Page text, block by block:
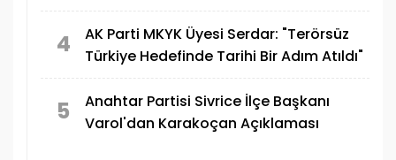
4
AK Parti MKYK Üyesi Serdar: "Terörsüz
Türkiye Hedefinde Tarihi Bir Adım Atıldı"
5
Anahtar Partisi Sivrice İlçe Başkanı
Varol'dan Karakoçan Açıklaması